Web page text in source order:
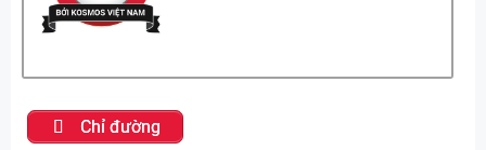
Chỉ đường